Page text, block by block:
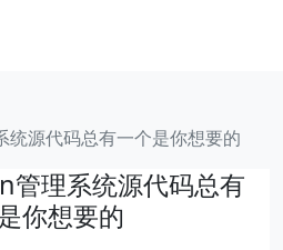
源代码总有一个是你想要的
管理系统源代码总有
你想要的